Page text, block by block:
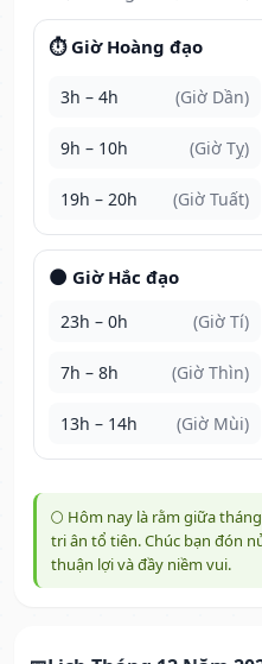
⏱️ Giờ Hoàng đạo
3h – 4h (Giờ Dần)
9h – 10h (Giờ Tỵ)
19h – 20h (Giờ Tuất)
🌑 Giờ Hắc đạo
23h – 0h (Giờ Tí)
7h – 8h (Giờ Thìn)
13h – 14h (Giờ Mùi)
🌕 Hôm nay là rằm giữa
tri ân tổ tiên. Chúc bạn đón
thuận lợi và đầy niềm vui.